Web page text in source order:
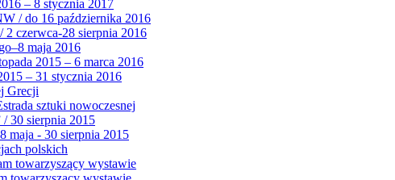
– 8 stycznia 2017
/ do 16 października 2016
2 czerwca-28 sierpnia 2016
maja 2016
2015 – 6 marca 2016
– 31 stycznia 2016
Grecji
sztuki nowoczesnej
30 sierpnia 2015
maja - 30 sierpnia 2015
polskich
towarzyszący wystawie